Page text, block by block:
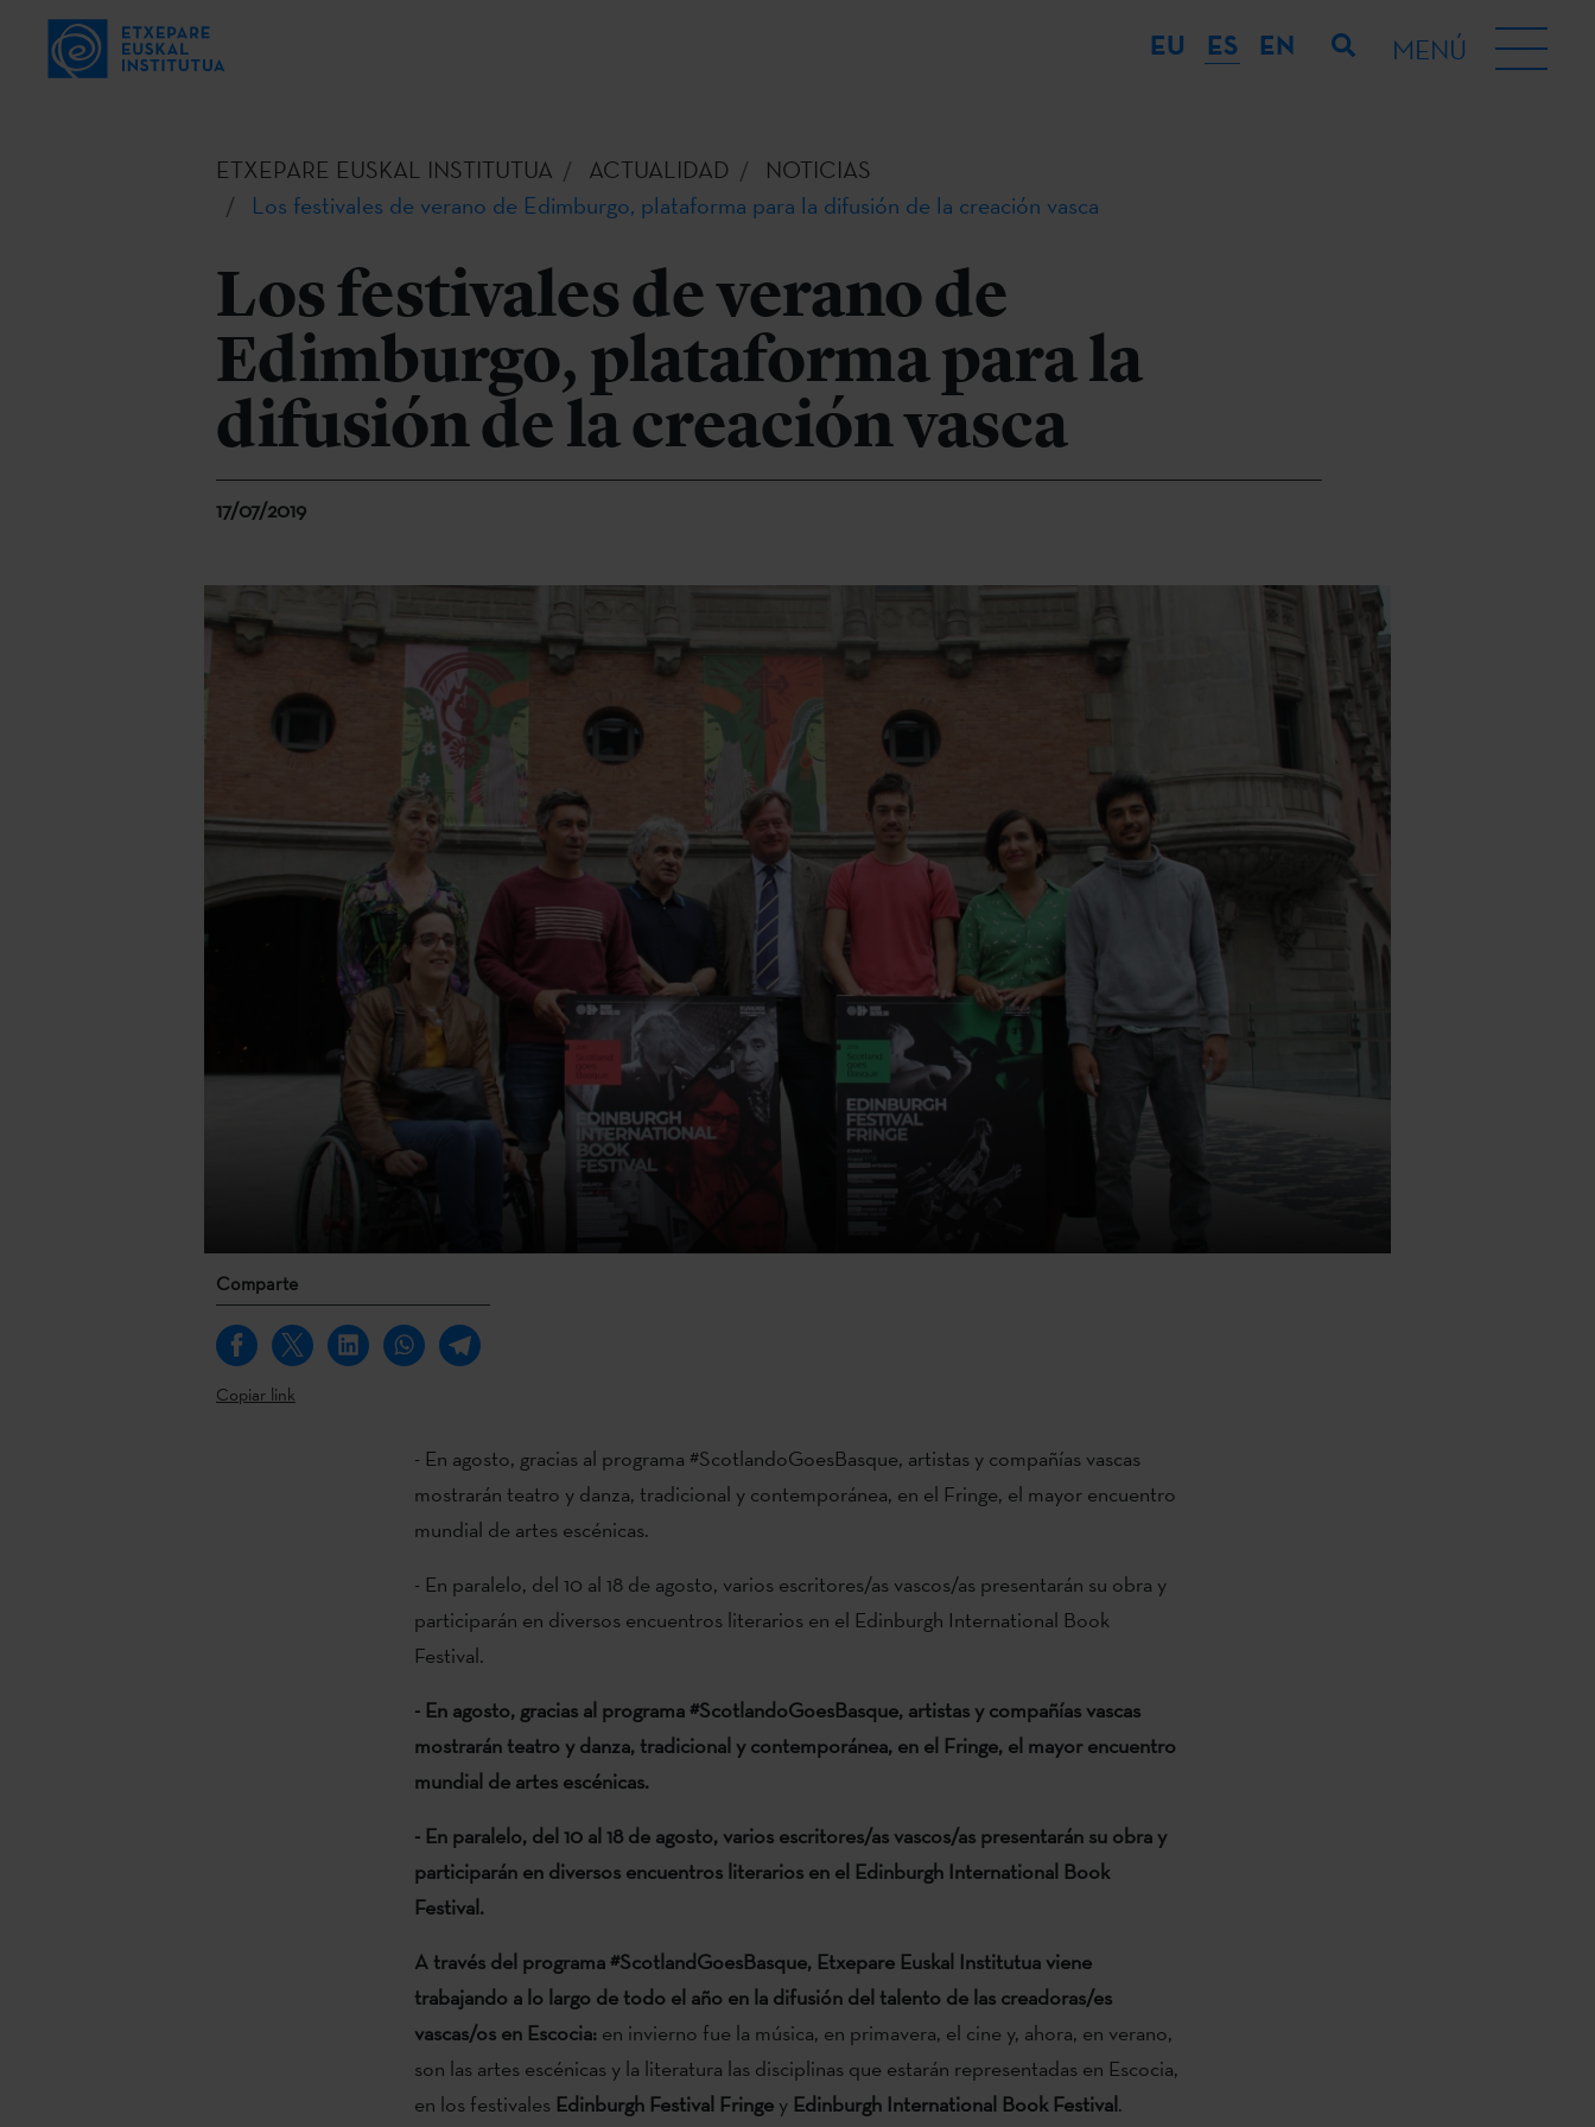
EU ES EN MENÚ
ETXEPARE EUSKAL INSTITUTUA ACTUALIDAD
NOTICIAS
Los festivales de verano de Edimburgo, plataforma para la difusión de la creación vasca
Los festivales de verano de
Edimburgo, plataforma para la
difusión de la creación vasca
17/07/2019
Comparte
Copiar link
- En agosto, gracias al programa #ScotlandoGoesBasque, artistas y compañías vascas
mostrarán teatro y danza, tradicional y contemporánea, en el Fringe, el mayor encuentro
mundial de artes escénicas.
- En paralelo, del 10 al 18 de agosto, varios escritores/as vascos/as presentarán su obra y
participarán en diversos encuentros literarios en el Edinburgh International Book
Festival.
- En agosto, gracias al programa #ScotlandoGoesBasque, artistas y compañías vascas
mostrarán teatro y danza, tradicional y contemporánea, en el Fringe, el mayor encuentro
mundial de artes escénicas.
- En paralelo, del 10 al 18 de agosto, varios escritores/as vascos/as presentarán su obra y
participarán en diversos encuentros literarios en el Edinburgh International Book
Festival.
A través del programa #ScotlandGoesBasque, Etxepare Euskal Institutua viene
trabajando a lo largo de todo el año en la difusión del talento de las creadoras/es
vascas/os en Escocia: en invierno fue la música, en primavera, el cine y, ahora, en verano,
son las artes escénicas y la literatura las disciplinas que estarán representadas en Escocia,
en los festivales Edinburgh Festival Fringey Edinburgh International Book Festival.